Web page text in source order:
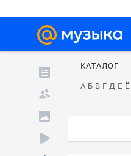
КАТАЛОГ
А Б В Г Д Е Ё